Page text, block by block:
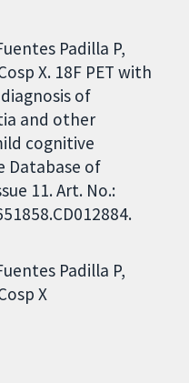
Padilla P,
X. 18F PET with
of
and other
cognitive
Database of
11. Art. No.:
Padilla P
X